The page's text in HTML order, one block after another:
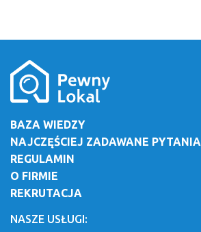
BAZA WIEDZY
NAJCZĘŚCIEJ ZADAWANE PYTANIA
REGULAMIN
O FIRMIE
REKRUTACJA
NASZE USŁUGI: